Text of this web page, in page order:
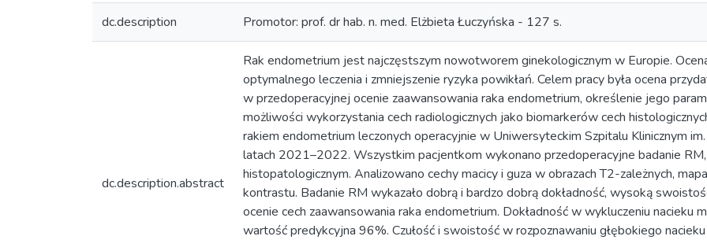
dc.description Promotor: prof. dr hab. n. med. Elżbieta Łuczyńska - 127 s.
dc.description.abstract
Rak endometrium jest najczęstszym nowotworem ginekologicznym w Europie.
optymalnego leczenia i zmniejszenie ryzyka powikłań. Celem pracy była ocena
w przedoperacyjnej ocenie zaawansowania raka endometrium, określenie jego
możliwości wykorzystania cech radiologicznych jako biomarkerów cech
rakiem endometrium leczonych operacyjnie w Uniwersyteckim Szpitalu Klinicznym
latach 2021–2022. Wszystkim pacjentkom wykonano przedoperacyjne badanie
histopatologicznym. Analizowano cechy macicy i guza w obrazach T2-zależnych,
kontrastu. Badanie RM wykazało dobrą i bardzo dobrą dokładność, wysoką
ocenie cech zaawansowania raka endometrium. Dokładność w wykluczeniu nacieku
wartość predykcyjna 96%. Czułość i swoistość w rozpoznawaniu głębokiego